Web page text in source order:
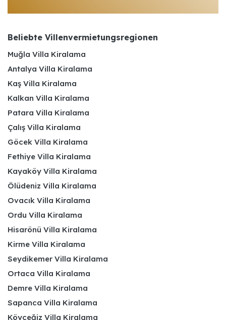
Beliebte Villenvermietungsregionen
Muğla Villa Kiralama
Antalya Villa Kiralama
Kaş Villa Kiralama
Kalkan Villa Kiralama
Patara Villa Kiralama
Çalış Villa Kiralama
Göcek Villa Kiralama
Fethiye Villa Kiralama
Kayaköy Villa Kiralama
Ölüdeniz Villa Kiralama
Ovacık Villa Kiralama
Ordu Villa Kiralama
Hisarönü Villa Kiralama
Kirme Villa Kiralama
Seydikemer Villa Kiralama
Ortaca Villa Kiralama
Demre Villa Kiralama
Sapanca Villa Kiralama
Köyceğiz Villa Kiralama